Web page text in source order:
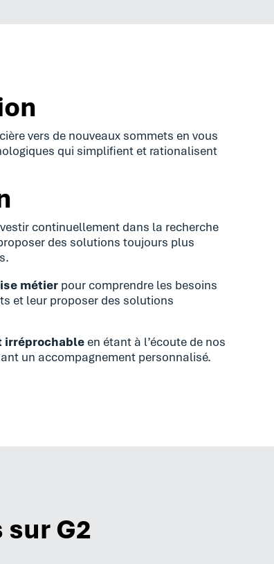
vers de nouveaux sommets en vous
qui simplifient et rationalisent
continuellement dans la recherche
des solutions toujours plus
métierpour comprendre les besoins
et leur proposer des solutions
irréprochableen étant à l’écoute de nos
un accompagnement personnalisé.
G2